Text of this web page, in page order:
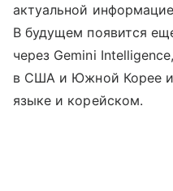
актуальной
В будущем появится
через Gemini
в США и Южной Корее и
языке и корейском.